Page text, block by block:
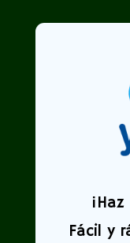
¡
Fácil y